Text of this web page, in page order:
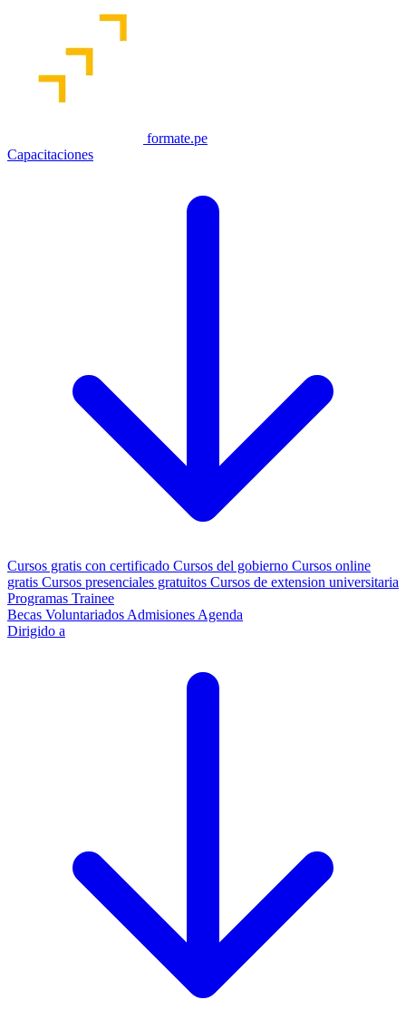
formate.pe
Capacitaciones
Cursos gratis con certificado Cursos del gobierno Cursos online
gratis Cursos presenciales gratuitos Cursos de extension universitaria
Programas Trainee
Becas Voluntariados Admisiones Agenda
Dirigido a